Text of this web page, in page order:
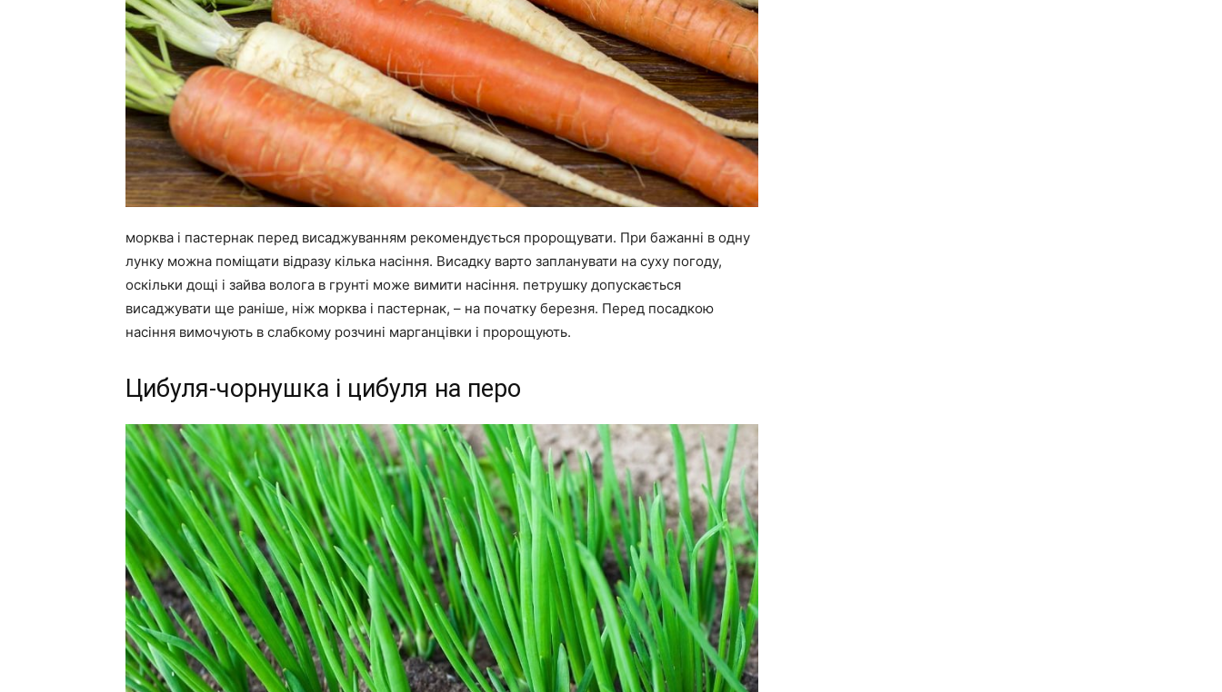
морква і пастернак перед висаджуванням рекомендується пророщувати. При бажанні в одну
лунку можна поміщати відразу кілька насіння. Висадку варто запланувати на суху погоду,
оскільки дощі і зайва волога в грунті може вимити насіння. петрушку допускається
висаджувати ще раніше, ніж морква і пастернак, – на початку березня. Перед посадкою
насіння вимочують в слабкому розчині марганцівки і пророщують.
Цибуля-чорнушка і цибуля на перо